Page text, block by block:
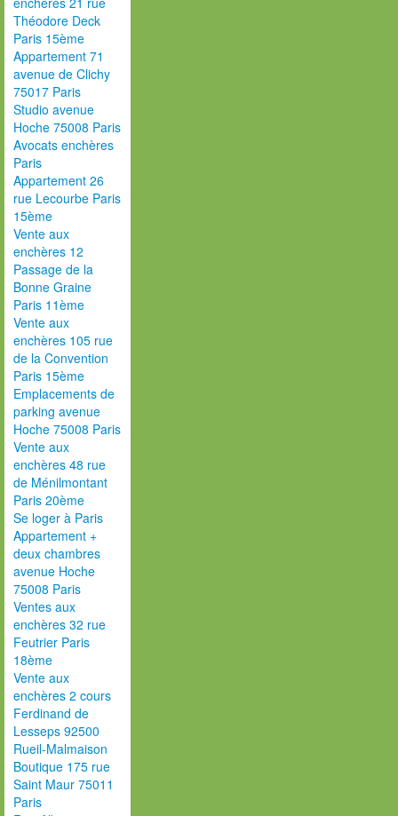
Théodore Deck
Paris 15ème
Appartement 71
avenue de Clichy
75017 Paris
Studio avenue
Hoche 75008 Paris
Avocats enchères
Paris
Appartement 26
rue Lecourbe Paris
15ème
Vente aux
enchères 12
Passage de la
Bonne Graine
Paris 11ème
Vente aux
enchères 105 rue
de la Convention
Paris 15ème
Emplacements de
parking avenue
Hoche 75008 Paris
Vente aux
enchères 48 rue
de Ménilmontant
Paris 20ème
Se loger à Paris
Appartement +
deux chambres
avenue Hoche
75008 Paris
Ventes aux
enchères 32 rue
Feutrier Paris
18ème
Vente aux
enchères 2 cours
Ferdinand de
Lesseps 92500
Rueil-Malmaison
Boutique 175 rue
Saint Maur 75011
Paris